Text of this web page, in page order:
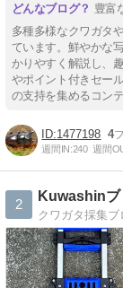
豊富
多種多様なクワガタ
ています。鮮やかな
かりやすく解説し、
やポイント付きセー
の支持を集めるコン
1477198 4
週間IN:240 週間
2
Kuwashinブ
クワガタ採集ブ